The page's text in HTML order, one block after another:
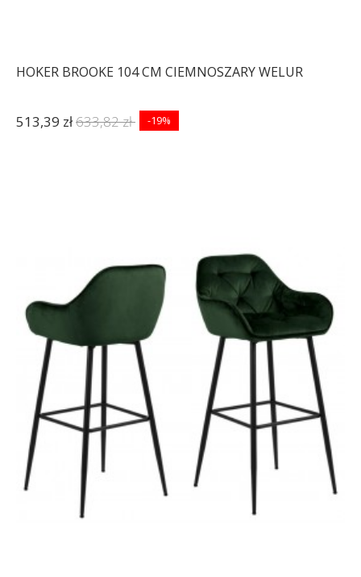
HOKER BROOKE 104 CM CIEMNOSZARY WELUR
513,39 zł633,82 zł -19%